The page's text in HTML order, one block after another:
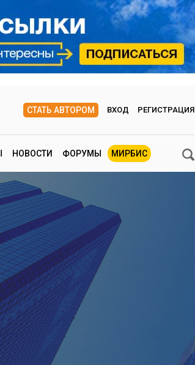
СТАТЬ АВТОРОМ ВХОД РЕГИСТРАЦИЯ
НОВОСТИ ФОРУМЫ МИРБИС